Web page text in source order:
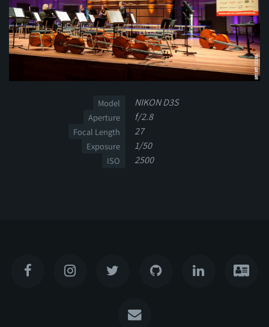
Model NIKON D3S
Aperture f/2.8
Focal Length 27
Exposure 1/50
ISO 2500